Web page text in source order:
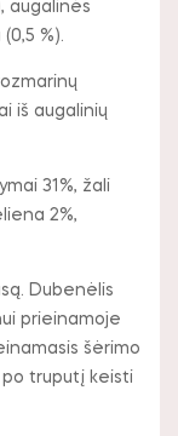
augalinės
%).
iš augalinių
31%, žali
2%,
Dubenėlis
prieinamoje
šėrimo
truputį keisti